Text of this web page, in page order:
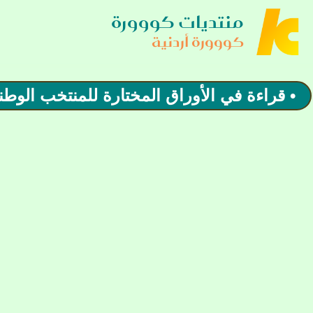
منتديات كووورة
كووورة أردنية
• قراءة في الأوراق المختارة للمنتخب